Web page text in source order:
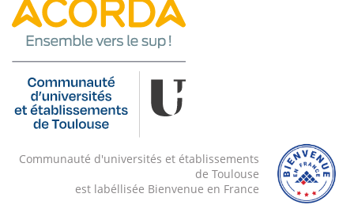
Communauté d'universités et établissements
de Toulouse
est labéllisée Bienvenue en France